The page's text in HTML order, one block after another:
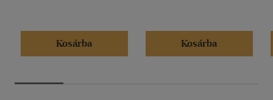
Kosárba Kosárba